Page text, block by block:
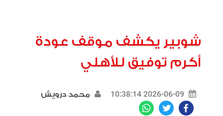
شوبير يكشف موقف عودة
أكرم توفيق للأهلي
2026-06-09 10:38:14 محمد درويش
Facebook
Twitter